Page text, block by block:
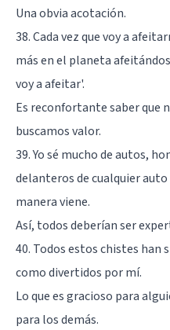
Una obvia acotación.
38. Cada vez que voy a
más en el planeta
voy a afeitar'.
Es reconfortante saber que
buscamos valor.
39. Yo sé mucho de autos,
delanteros de cualquier
manera viene.
Así, todos deberían ser
40. Todos estos chistes han
como divertidos por mí.
Lo que es gracioso para
para los demás.